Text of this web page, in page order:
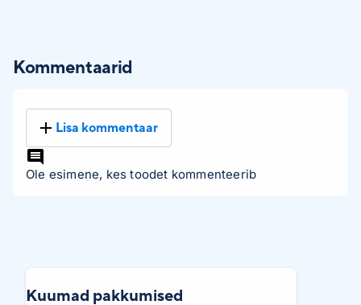
Kommentaarid
Lisa kommentaar
Ole esimene, kes toodet kommenteerib
Kuumad pakkumised